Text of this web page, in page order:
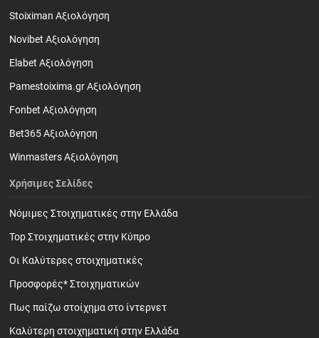
Stoiximan Αξιολόγηση
Novibet Αξιολόγηση
Elabet Αξιολόγηση
Pamestoixima.gr Αξιολόγηση
Fonbet Αξιολόγηση
Bet365 Αξιολόγηση
Winmasters Αξιολόγηση
Χρήσιμες Σελίδες
Νόμιμες Στοιχηματικές στην Ελλάδα
Top Στοιχηματικές στην Κύπρο
Οι Καλύτερες στοιχηματικές
Προσφορές* Στοιχηματικών
Πως παίζω στοίχημα στο ίντερνετ
Καλύτερη στοιχηματική στην Ελλάδα